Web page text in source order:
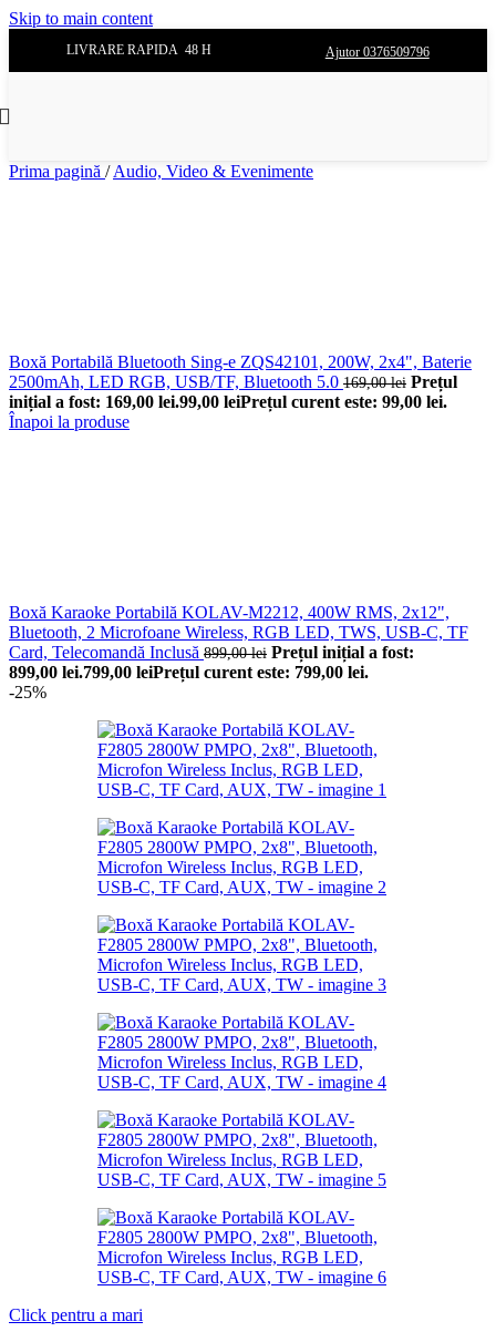
Skip to main content
LIVRARE RAPIDA 48 H Ajutor 0376509796
Prima pagină / Audio, Video & Evenimente
Boxă Portabilă Bluetooth Sing-e ZQS42101, 200W, 2x4", Baterie
2500mAh, LED RGB, USB/TF, Bluetooth 5.0 169,00lei Prețul
inițial a fost: 169,00 lei.99,00 leiPrețul curent este: 99,00 lei.
Înapoi la produse
Boxă Karaoke Portabilă KOLAV-M2212, 400W RMS, 2x12",
Bluetooth, 2 Microfoane Wireless, RGB LED, TWS, USB-C, TF
Card, Telecomandă Inclusă 899,00lei Prețul inițial a fost:
899,00 lei.799,00 leiPrețul curent este: 799,00 lei.
-25%
Click pentru a mari